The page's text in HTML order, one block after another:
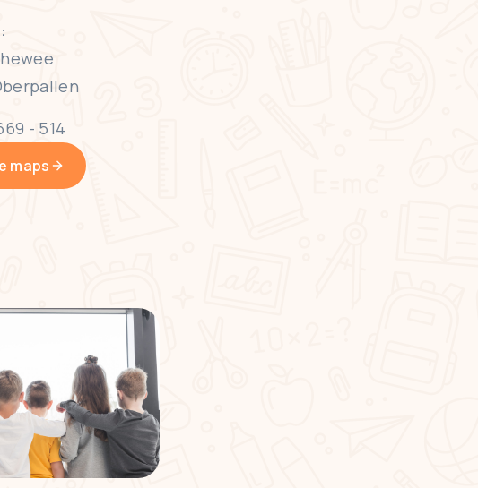
- 514
maps